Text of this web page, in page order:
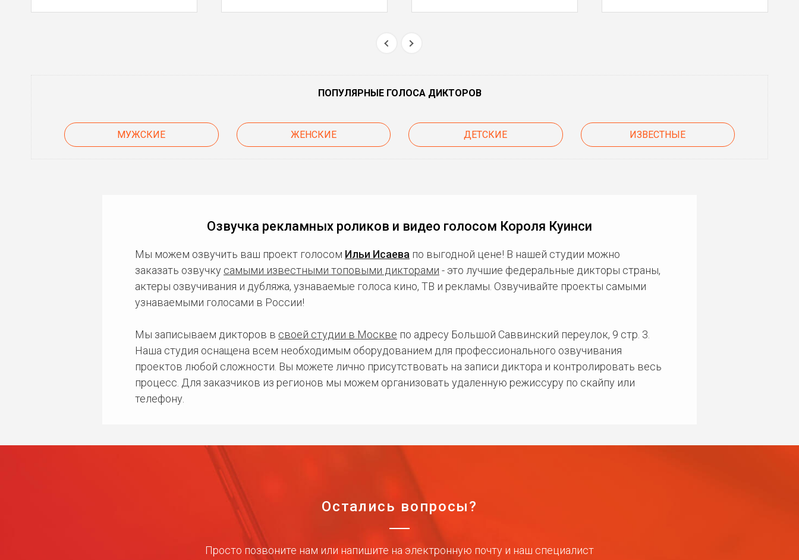
ПОПУЛЯРНЫЕ ГОЛОСА ДИКТОРОВ
МУЖСКИЕ ЖЕНСКИЕ ДЕТСКИЕ ИЗВЕСТНЫЕ
Озвучка рекламных роликов и видео голосом Короля Куинси
Мы можем озвучить ваш проект голосом Ильи Исаева по выгодной цене! В нашей студии можно
заказать озвучку самыми известными топовыми дикторами - это лучшие федеральные дикторы страны,
актеры озвучивания и дубляжа, узнаваемые голоса кино, ТВ и рекламы. Озвучивайте проекты самыми
узнаваемыми голосами в России!
Мы записываем дикторов в своей студии в Москве по адресу Большой Саввинский переулок, 9 стр. 3.
Наша студия оснащена всем необходимым оборудованием для профессионального озвучивания
проектов любой сложности. Вы можете лично присутствовать на записи диктора и контролировать весь
процесс. Для заказчиков из регионов мы можем организовать удаленную режиссуру по скайпу или
телефону.
Остались вопросы?
Просто позвоните нам или напишите на электронную почту и наш специалист